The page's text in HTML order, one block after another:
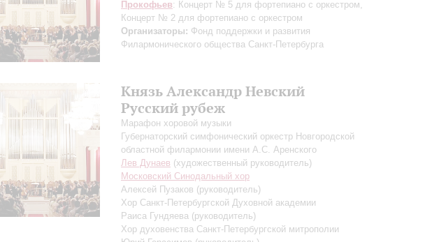
Прокофьев: Концерт № 5 для фортепиано с оркестром,
Концерт № 2 для фортепиано с оркестром
Организаторы: Фонд поддержки и развития
Филармонического общества Санкт-Петербурга
Князь Александр Невский
Русский рубеж
Марафон хоровой музыки
Губернаторский симфонический оркестр Новгородской
областной филармонии имени А.С. Аренского
Лев Дунаев (художественный руководитель)
Московский Синодальный хор
Алексей Пузаков (руководитель)
Хор Санкт-Петербургской Духовной академии
Раиса Гундяева (руководитель)
Хор духовенства Санкт-Петербургской митрополии